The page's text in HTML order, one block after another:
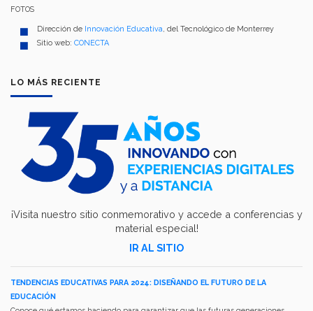
FOTOS
Dirección de Innovación Educativa, del Tecnológico de Monterrey
Sitio web: CONECTA
LO MÁS RECIENTE
¡Visita nuestro sitio conmemorativo y accede a conferencias y
material especial!
IR AL SITIO
TENDENCIAS EDUCATIVAS PARA 2024: DISEÑANDO EL FUTURO DE LA
EDUCACIÓN